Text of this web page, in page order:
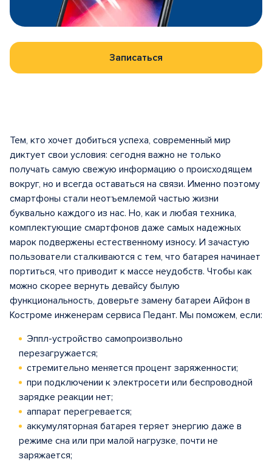
Записаться
Тем, кто хочет добиться успеха, современный мир
диктует свои условия: сегодня важно не только
получать самую свежую информацию о происходящем
вокруг, но и всегда оставаться на связи. Именно поэтому
смартфоны стали неотъемлемой частью жизни
буквально каждого из нас. Но, как и любая техника,
комплектующие смартфонов даже самых надежных
марок подвержены естественному износу. И зачастую
пользователи сталкиваются с тем, что батарея начинает
портиться, что приводит к массе неудобств. Чтобы как
можно скорее вернуть девайсу былую
функциональность, доверьте замену батареи Айфон в
Костроме инженерам сервиса Педант. Мы поможем, если:
Эппл-устройство самопроизвольно
перезагружается;
стремительно меняется процент заряженности;
при подключении к электросети или беспроводной
зарядке реакции нет;
аппарат перегревается;
аккумуляторная батарея теряет энергию даже в
режиме сна или при малой нагрузке, почти не
заряжается;